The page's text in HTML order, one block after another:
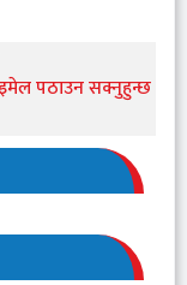
पठाउन सक्नुहुन्छ